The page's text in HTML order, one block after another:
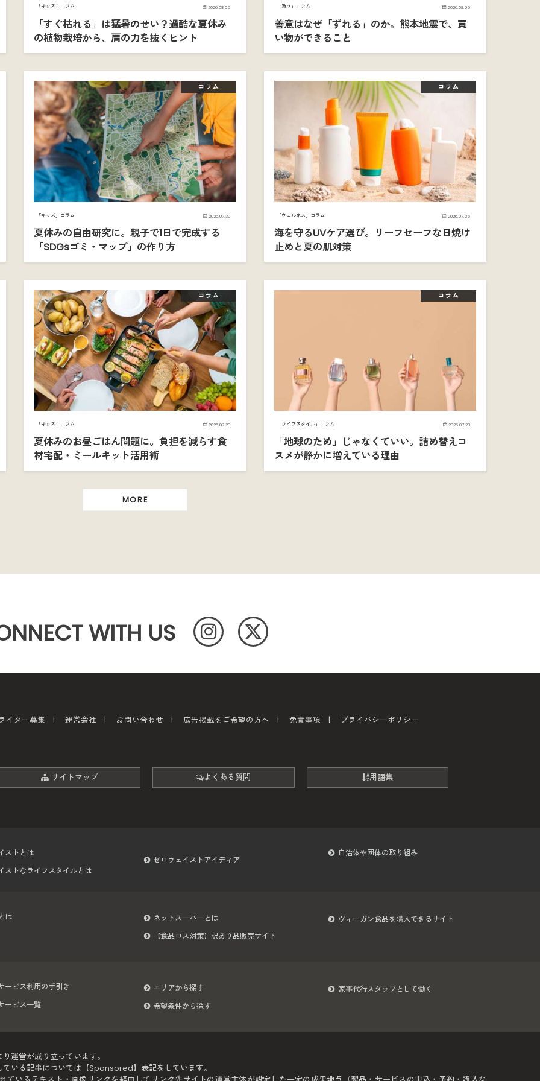
「キッズ」コラム 2026.08.05
「すぐ枯れる」は猛暑のせい？過酷な夏休み
の植物栽培から、肩の力を抜くヒント
「買う」コラム 2026.08.05
善意はなぜ「ずれる」のか。熊本地震で、買
い物ができること
コラム
「キッズ」コラム 2026.07.30
夏休みの自由研究に。親子で1日で完成する
「SDGsゴミ・マップ」の作り方
コラム
「ウェルネス」コラム 2026.07.25
海を守るUVケア選び。リーフセーフな日焼け
止めと夏の肌対策
コラム
「キッズ」コラム 2026.07.23
夏休みのお昼ごはん問題に。負担を減らす食
材宅配・ミールキット活用術
コラム
「ライフスタイル」コラム 2026.07.23
「地球のため」じゃなくていい。詰め替えコ
スメが静かに増えている理由
MORE
WITH US
イター募集 運営会社 お問い合わせ 広告掲載をご希望の方へ 免責事項 プライバシーポリシー
サイトマップ よくある質問 用語集
ストとは
ストなライフスタイルとは
ゼロウェイストアイディア
自治体や団体の取り組み
は
ネットスーパーとは
【食品ロス対策】訳あり品販売サイト
ヴィーガン食品を購入できるサイト
ービス利用の手引き
ービス一覧
エリアから探す
希望条件から探す
家事代行スタッフとして働く
運営が成り立っています。
いる記事については【Sponsored】表記をしています。